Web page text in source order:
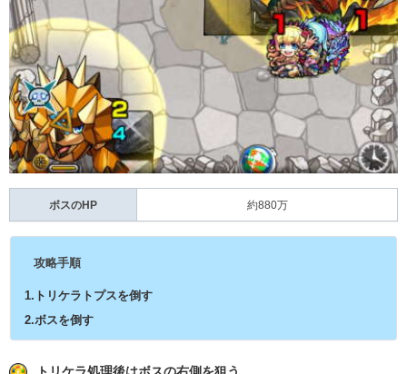
ボスのHP 約880万
攻略手順
1.トリケラトプスを倒す
2.ボスを倒す